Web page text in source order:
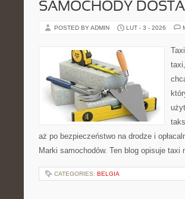
SAMOCHODY
POSTED BY ADMIN LUT - 3 - 2026
aż po bezpieczeństwo na drodze i
Marki samochodów. Ten blog opisuje
CATEGORIES: BELGIA